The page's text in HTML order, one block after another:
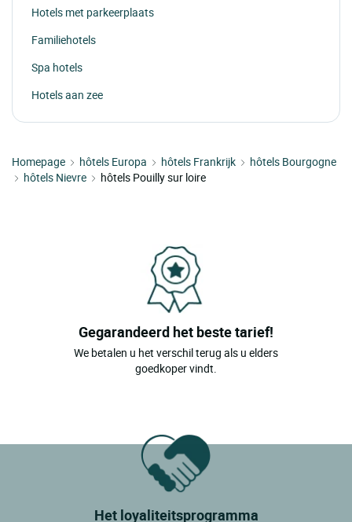
Hotels met parkeerplaats
Familiehotels
Spa hotels
Hotels aan zee
Homepage hôtels Europa hôtels Frankrijk
hôtels Bourgogne
hôtels Nievre
hôtels Pouilly sur loire
Gegarandeerd het beste tarief!
We betalen u het verschil terug als u elders
goedkoper vindt.
Het loyaliteitsprogramma